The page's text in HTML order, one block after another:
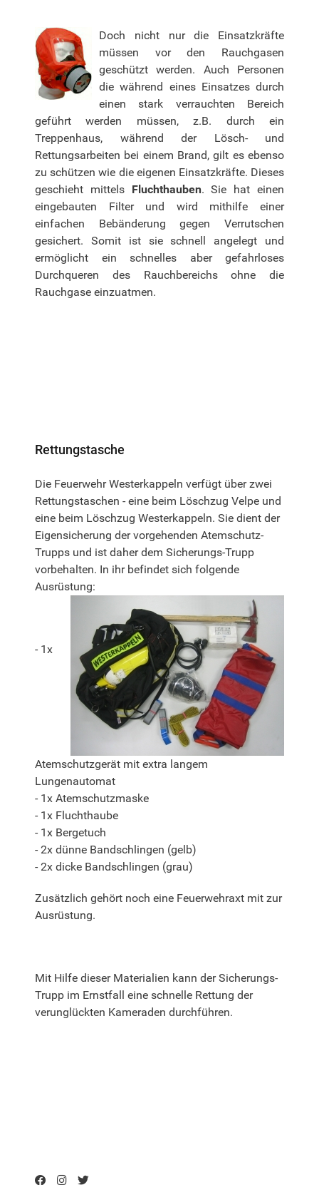
Doch nicht nur die Einsatzkräfte
müssen vor den Rauchgasen
geschützt werden. Auch Personen
die während eines Einsatzes durch
einen stark verrauchten Bereich
geführt werden müssen, z.B. durch ein
Treppenhaus, während der Lösch- und
Rettungsarbeiten bei einem Brand, gilt es ebenso
zu schützen wie die eigenen Einsatzkräfte. Dieses
geschieht mittels Fluchthauben. Sie hat einen
eingebauten Filter und wird mithilfe einer
einfachen Bebänderung gegen Verrutschen
gesichert. Somit ist sie schnell angelegt und
ermöglicht ein schnelles aber gefahrloses
Durchqueren des Rauchbereichs ohne die
Rauchgase einzuatmen.
Rettungstasche
Die Feuerwehr Westerkappeln verfügt über zwei
Rettungstaschen - eine beim Löschzug Velpe und
eine beim Löschzug Westerkappeln. Sie dient der
Eigensicherung der vorgehenden Atemschutz-
Trupps und ist daher dem Sicherungs-Trupp
vorbehalten. In ihr befindet sich folgende
Ausrüstung:
- 1x
Atemschutzgerät mit extra langem
Lungenautomat
- 1x Atemschutzmaske
- 1x Fluchthaube
- 1x Bergetuch
- 2x dünne Bandschlingen (gelb)
- 2x dicke Bandschlingen (grau)
Zusätzlich gehört noch eine Feuerwehraxt mit zur
Ausrüstung.
Mit Hilfe dieser Materialien kann der Sicherungs-
Trupp im Ernstfall eine schnelle Rettung der
verunglückten Kameraden durchführen.